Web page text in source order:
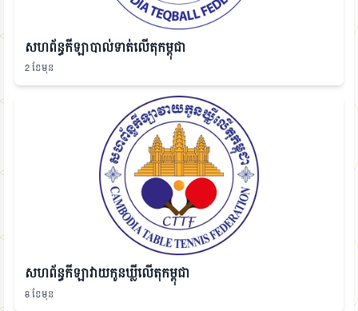
សហព័ន្ធកីឡាបាល់ទាត់លើតុកម្ពុជា
2 ខែមុន
សហព័ន្ធកីឡាវាយកូនឃ្លីលើតុកម្ពុជា
8 ខែមុន